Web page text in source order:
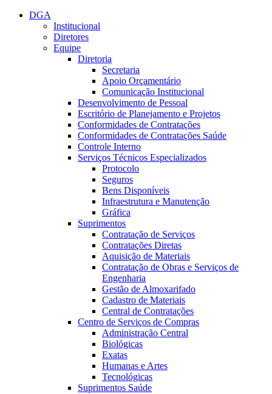
Conteúdo principal
DGA
Institucional
Diretores
Equipe
Diretoria
Secretaria
Apoio Orçamentário
Comunicação Institucional
Desenvolvimento de Pessoal
Escritório de Planejamento e Projetos
Conformidades de Contratações
Conformidades de Contratações Saúde
Controle Interno
Serviços Técnicos Especializados
Protocolo
Seguros
Bens Disponíveis
Infraestrutura e Manutenção
Gráfica
Suprimentos
Contratação de Serviços
Contratações Diretas
Aquisição de Materiais
Contratação de Obras e Serviços de
Engenharia
Gestão de Almoxarifado
Cadastro de Materiais
Central de Contratações
Centro de Serviços de Compras
Administração Central
Biológicas
Exatas
Humanas e Artes
Tecnológicas
Suprimentos Saúde